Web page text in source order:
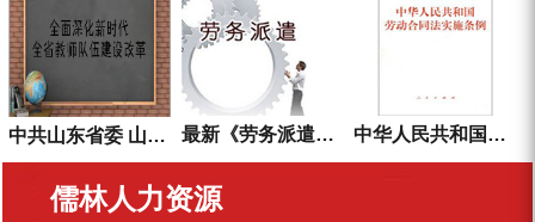
中共山东省委 山东省人民政府关于全面深化新时代全省教师队伍建设改革的实施意见 最新《劳务派遣暂行规定》全文 中华人民共和国劳动合同法实施条例
儒林人力资源